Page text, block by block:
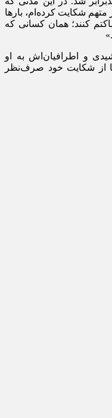
شکایت کرده‌ام، بار‌ها
کنند؛ همان کسانی که
و اطرافیان‌اش به او
شده تا از شکایت خود صرف‌نظر